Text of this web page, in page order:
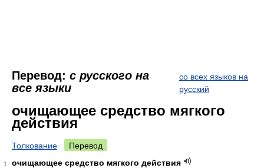
Перевод: с русского на
все языки
со всех языков на
русский
очищающее средство мягкого
действия
Толкование Перевод
1
очищающее средство мягкого действия